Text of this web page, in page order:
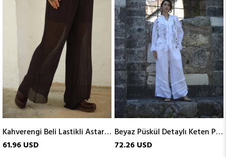
Kahverengi Beli Lastikli Astarlı Krinkıl Pantolon
61.96 USD
Beyaz Püskül Detaylı Keten Pantolon
72.26 USD